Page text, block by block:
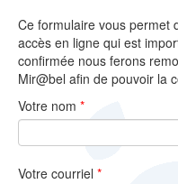
avancée
EN
ES
?
Ce formulaire vous permet
accès en ligne qui est
confirmée nous ferons
Mir@bel afin de pouvoir la
Votre nom *
Votre courriel *